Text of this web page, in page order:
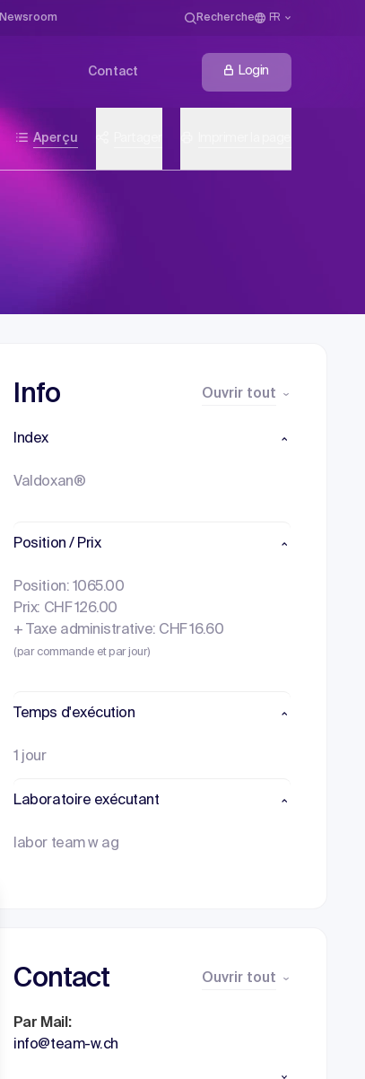
Newsroom Recherche FR
Contact Login
Aperçu
Info Ouvrir tout
Index
Valdoxan®
Position / Prix
Position: 1065.00
Prix: CHF 126.00
+ Taxe administrative: CHF 16.60
(par commande et par jour)
Temps d'exécution
1 jour
Laboratoire exécutant
labor team w ag
Contact Ouvrir tout
Par Mail:
info@team-w.ch